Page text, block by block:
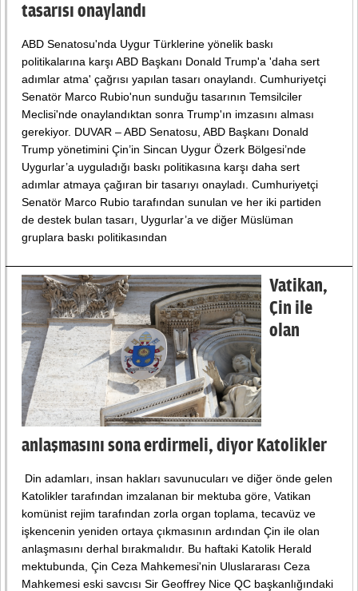
tasarısı onaylandı
ABD Senatosu'nda Uygur Türklerine yönelik baskı
politikalarına karşı ABD Başkanı Donald Trump'a 'daha sert
adımlar atma' çağrısı yapılan tasarı onaylandı. Cumhuriyetçi
Senatör Marco Rubio'nun sunduğu tasarının Temsilciler
Meclisi'nde onaylandıktan sonra Trump'ın imzasını alması
gerekiyor. DUVAR – ABD Senatosu, ABD Başkanı Donald
Trump yönetimini Çin’in Sincan Uygur Özerk Bölgesi’nde
Uygurlar’a uyguladığı baskı politikasına karşı daha sert
adımlar atmaya çağıran bir tasarıyı onayladı. Cumhuriyetçi
Senatör Marco Rubio tarafından sunulan ve her iki partiden
de destek bulan tasarı, Uygurlar’a ve diğer Müslüman
gruplara baskı politikasından
Vatikan,
Çin ile
olan
anlaşmasını sona erdirmeli, diyor Katolikler
Din adamları, insan hakları savunucuları ve diğer önde gelen
Katolikler tarafından imzalanan bir mektuba göre, Vatikan
komünist rejim tarafından zorla organ toplama, tecavüz ve
işkencenin yeniden ortaya çıkmasının ardından Çin ile olan
anlaşmasını derhal bırakmalıdır. Bu haftaki Katolik Herald
mektubunda, Çin Ceza Mahkemesi'nin Uluslararası Ceza
Mahkemesi eski savcısı Sir Geoffrey Nice QC başkanlığındaki